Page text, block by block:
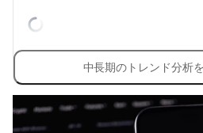
中長期のトレンド分析